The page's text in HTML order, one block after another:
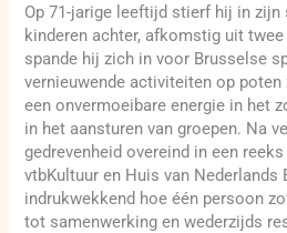
Op 71-jarige leeftijd stierf hij in zijn
kinderen achter, afkomstig uit
spande hij zich in voor Brusselse
vernieuwende activiteiten op
een onvermoeibare energie in het
in het aansturen van groepen. Na
gedrevenheid overeind in een
vtbKultuur en Huis van Nederlands
indrukwekkend hoe één persoon
tot samenwerking en wederzijds